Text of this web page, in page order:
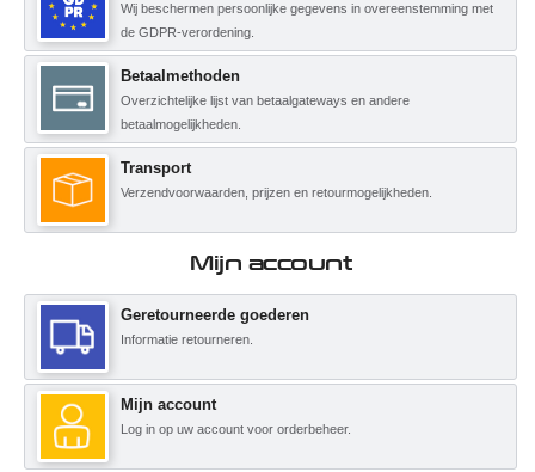
Wij beschermen persoonlijke gegevens in overeenstemming met
de GDPR-verordening.
Betaalmethoden
Overzichtelijke lijst van betaalgateways en andere
betaalmogelijkheden.
Transport
Verzendvoorwaarden, prijzen en retourmogelijkheden.
Mijn account
Geretourneerde goederen
Informatie retourneren.
Mijn account
Log in op uw account voor orderbeheer.